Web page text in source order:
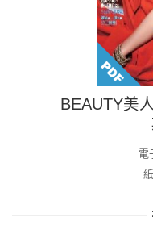
BEAUTY美
電